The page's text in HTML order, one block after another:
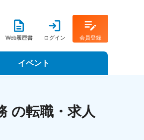
Web履歴書 ログイン 会員登録
イベント
の転職・求人